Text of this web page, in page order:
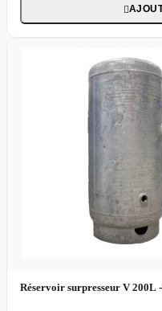

Réservoir surpresseur V 200L